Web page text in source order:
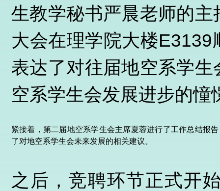
生教学秘书严晨老师的
大会在理学院大楼
表达了对往届地空系学
空系学生会发展进步的憧
紧接着，第二届地空系学生会主席夏蓉进行了工作总结报
了对地空系学生会未来发展的相关建议。
之后，竞聘环节正式开